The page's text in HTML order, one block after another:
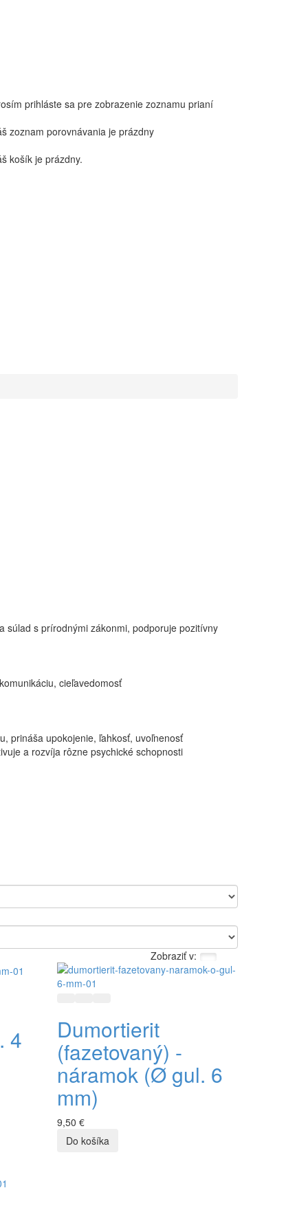
prihláste sa pre zobrazenie zoznamu prianí
zoznam porovnávania je prázdny
košík je prázdny.
súlad s prírodnými zákonmi, podporuje pozitívny
cieľavedomosť
prináša upokojenie, ľahkosť, uvoľnenosť
a rozvíja rôzne psychické schopnosti
Zobraziť v:
4 Dumortierit
(fazetovaný) -
náramok (Ø gul. 6
mm)
9,50 €